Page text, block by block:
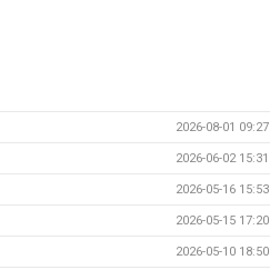
2026-08-01 09:27
2026-06-02 15:31
2026-05-16 15:53
2026-05-15 17:20
2026-05-10 18:50